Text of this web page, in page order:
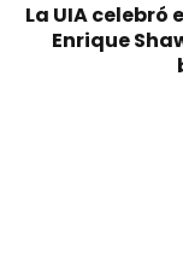
La UIA celebró
Enrique